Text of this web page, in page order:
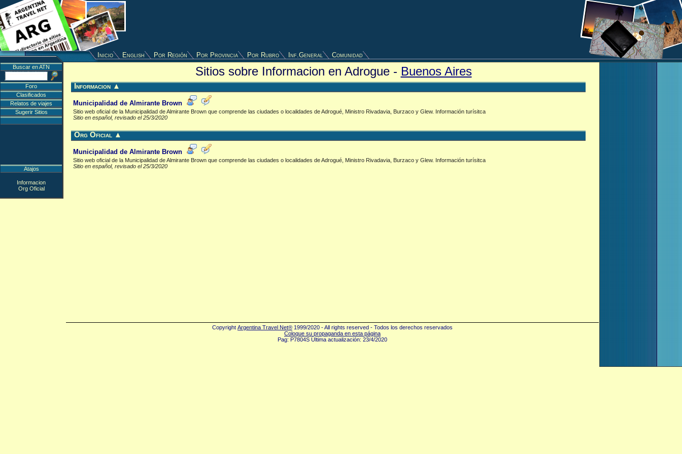
Inicio English Por Región Por Provincia Por Rubro Inf.General Comunidad
Sitios sobre Informacion en Adrogue - Buenos Aires
Informacion ▲
Municipalidad de Almirante Brown
Sitio web oficial de la Municipalidad de Almirante Brown que comprende las ciudades o localidades de Adrogué, Ministro Rivadavia, Burzaco y Glew. Información turísitca
Sitio en español, revisado el 25/3/2020
Org Oficial ▲
Municipalidad de Almirante Brown
Sitio web oficial de la Municipalidad de Almirante Brown que comprende las ciudades o localidades de Adrogué, Ministro Rivadavia, Burzaco y Glew. Información turísitca
Sitio en español, revisado el 25/3/2020
Buscar en ATN
Foro
Clasificados
Relatos de viajes
Sugerir Sitios
Atajos
Informacion
Org Oficial
Copyright Argentina Travel Net® 1999/2020 - All rights reserved - Todos los derechos reservados
Coloque su propaganda en esta página
Pag: P7804S Última actualización: 23/4/2020